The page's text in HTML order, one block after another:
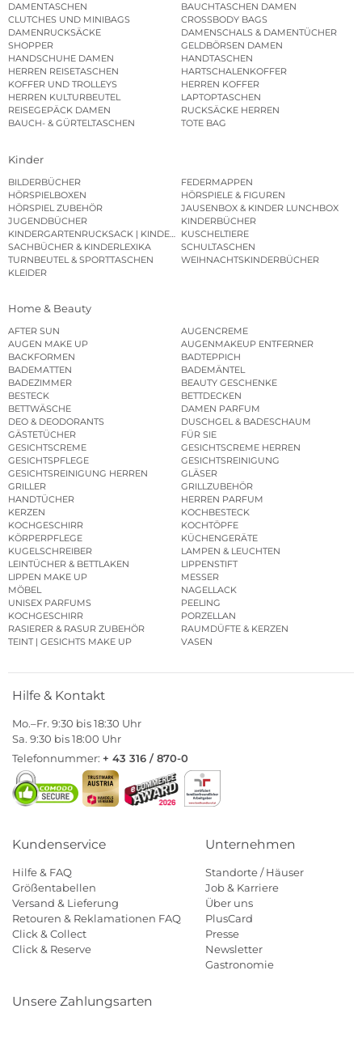
DAMENTASCHEN
BAUCHTASCHEN DAMEN
CLUTCHES UND MINIBAGS
CROSSBODY BAGS
DAMENRUCKSÄCKE
DAMENSCHALS & DAMENTÜCHER
SHOPPER
GELDBÖRSEN DAMEN
HANDSCHUHE DAMEN
HANDTASCHEN
HERREN REISETASCHEN
HARTSCHALENKOFFER
KOFFER UND TROLLEYS
HERREN KOFFER
HERREN KULTURBEUTEL
LAPTOPTASCHEN
REISEGEPÄCK DAMEN
RUCKSÄCKE HERREN
BAUCH- & GÜRTELTASCHEN
TOTE BAG
Kinder
BILDERBÜCHER
FEDERMAPPEN
HÖRSPIELBOXEN
HÖRSPIELE & FIGUREN
HÖRSPIEL ZUBEHÖR
JAUSENBOX & KINDER LUNCHBOX
JUGENDBÜCHER
KINDERBÜCHER
KINDERGARTENRUCKSACK | KINDERGARTENBEUTEL
KUSCHELTIERE
SACHBÜCHER & KINDERLEXIKA
SCHULTASCHEN
TURNBEUTEL & SPORTTASCHEN
WEIHNACHTSKINDERBÜCHER
KLEIDER
Home & Beauty
AFTER SUN
AUGENCREME
AUGEN MAKE UP
AUGENMAKEUP ENTFERNER
BACKFORMEN
BADTEPPICH
BADEMATTEN
BADEMÄNTEL
BADEZIMMER
BEAUTY GESCHENKE
BESTECK
BETTDECKEN
BETTWÄSCHE
DAMEN PARFUM
DEO & DEODORANTS
DUSCHGEL & BADESCHAUM
GÄSTETÜCHER
FÜR SIE
GESICHTSCREME
GESICHTSCREME HERREN
GESICHTSPFLEGE
GESICHTSREINIGUNG
GESICHTSREINIGUNG HERREN
GLÄSER
GRILLER
GRILLZUBEHÖR
HANDTÜCHER
HERREN PARFUM
KERZEN
KOCHBESTECK
KOCHGESCHIRR
KOCHTÖPFE
KÖRPERPFLEGE
KÜCHENGERÄTE
KUGELSCHREIBER
LAMPEN & LEUCHTEN
LEINTÜCHER & BETTLAKEN
LIPPENSTIFT
LIPPEN MAKE UP
MESSER
MÖBEL
NAGELLACK
UNISEX PARFUMS
PEELING
KOCHGESCHIRR
PORZELLAN
RASIERER & RASUR ZUBEHÖR
RAUMDÜFTE & KERZEN
TEINT | GESICHTS MAKE UP
VASEN
Hilfe & Kontakt
Mo.–Fr. 9:30 bis 18:30 Uhr
Sa. 9:30 bis 18:00 Uhr
Telefonnummer: + 43 316 / 870-0
Kundenservice
Hilfe & FAQ
Größentabellen
Versand & Lieferung
Retouren & Reklamationen FAQ
Click & Collect
Click & Reserve
Unternehmen
Standorte / Häuser
Job & Karriere
Über uns
PlusCard
Presse
Newsletter
Gastronomie
Unsere Zahlungsarten